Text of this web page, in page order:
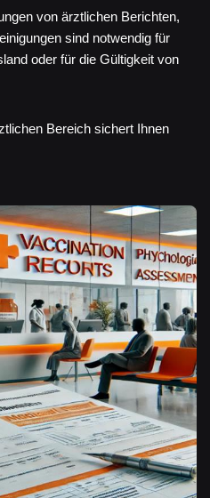
von ärztlichen Berichten,
sind notwendig für
oder für die Gültigkeit von
Bereich sichert Ihnen